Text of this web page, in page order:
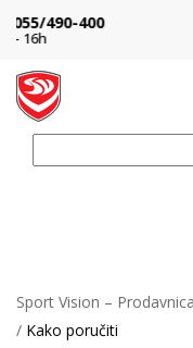
na teritoriji
Sport Vision –
Kako poručiti